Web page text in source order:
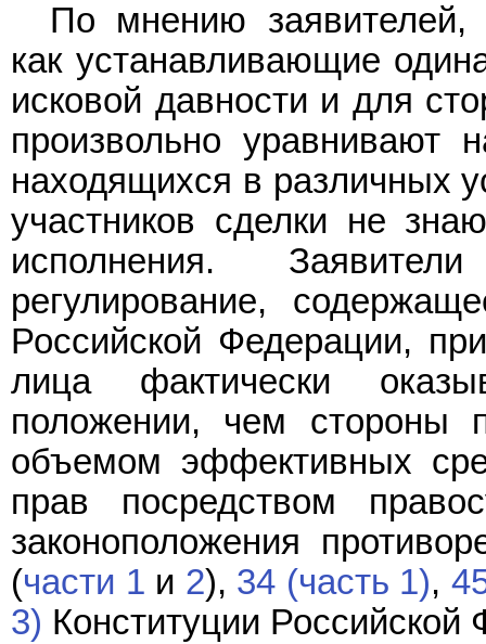
По мнению
как устанавливающие
исковой давности и для
произвольно уравнивают
находящихся в различных
участников сделки не
исполнения.
регулирование,
Российской Федерации,
лица фактически
положении, чем стороны
объемом эффективных
прав посредством
законоположения
(части 1 и 2), 34 (часть 1),
3) Конституции Российской